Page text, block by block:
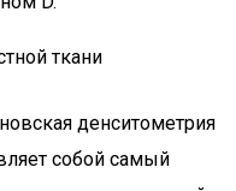
ткани
денситометрия
собой самый